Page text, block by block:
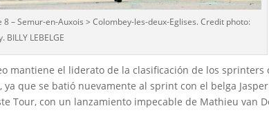
– Semur-en-Auxois > Colombey-les-deux-Eglises. Credit photo:
LEBELGE
mantiene el liderato de la clasificación de los sprinters
que se batió nuevamente al sprint con el belga Jasper
Tour, con un lanzamiento impecable de Mathieu van